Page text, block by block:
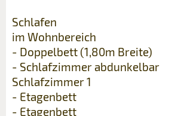
Schlafen
im Wohnbereich
- Doppelbett (1,80m Breite)
- Schlafzimmer abdunkelbar
Schlafzimmer 1
- Etagenbett
- Etagenbett